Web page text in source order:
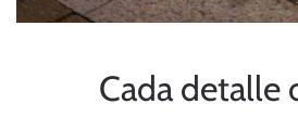
Cada detalle